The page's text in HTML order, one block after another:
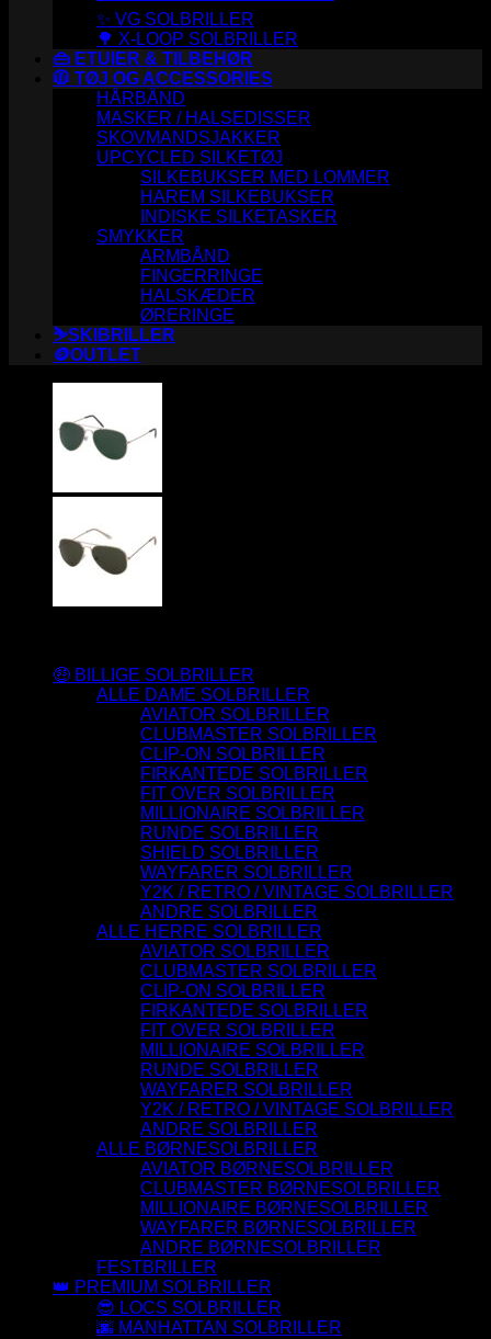
✨ VG SOLBRILLER
🌳 X-LOOP SOLBRILLER
👜 ETUIER & TILBEHØR
🧥 TØJ OG ACCESSORIES
HÅRBÅND
MASKER / HALSEDISSER
SKOVMANDSJAKKER
UPCYCLED SILKETØJ
SILKEBUKSER MED LOMMER
HAREM SILKEBUKSER
INDISKE SILKETASKER
SMYKKER
ARMBÅND
FINGERRINGE
HALSKÆDER
ØRERINGE
⛷️SKIBRILLER
🪙OUTLET
🤑 BILLIGE SOLBRILLER
ALLE DAME SOLBRILLER
AVIATOR SOLBRILLER
CLUBMASTER SOLBRILLER
CLIP-ON SOLBRILLER
FIRKANTEDE SOLBRILLER
FIT OVER SOLBRILLER
MILLIONAIRE SOLBRILLER
RUNDE SOLBRILLER
SHIELD SOLBRILLER
WAYFARER SOLBRILLER
Y2K / RETRO / VINTAGE SOLBRILLER
ANDRE SOLBRILLER
ALLE HERRE SOLBRILLER
AVIATOR SOLBRILLER
CLUBMASTER SOLBRILLER
CLIP-ON SOLBRILLER
FIRKANTEDE SOLBRILLER
FIT OVER SOLBRILLER
MILLIONAIRE SOLBRILLER
RUNDE SOLBRILLER
WAYFARER SOLBRILLER
Y2K / RETRO / VINTAGE SOLBRILLER
ANDRE SOLBRILLER
ALLE BØRNESOLBRILLER
AVIATOR BØRNESOLBRILLER
CLUBMASTER BØRNESOLBRILLER
MILLIONAIRE BØRNESOLBRILLER
WAYFARER BØRNESOLBRILLER
ANDRE BØRNESOLBRILLER
FESTBRILLER
👑 PREMIUM SOLBRILLER
😎 LOCS SOLBRILLER
🌆 MANHATTAN SOLBRILLER